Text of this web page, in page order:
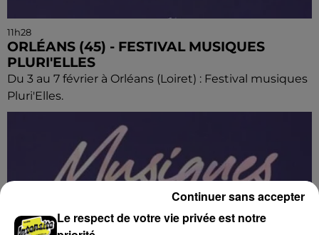
11h28
ORLÉANS (45) - FESTIVAL MUSIQUES
PLURI'ELLES
Du 3 au 7 février à Orléans (Loiret) : Festival musiques
Pluri'Elles.
Le respect de votre vie privée est notre
Continuer sans accepter